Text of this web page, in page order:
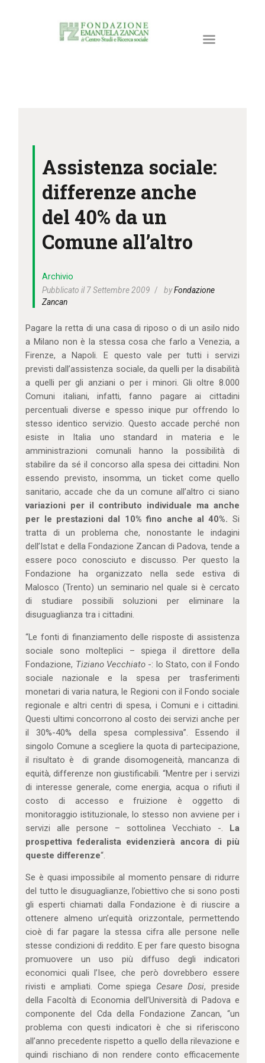
ATTIVITÀ E PROGETTI
RISORSE
NEWS
DONA ORA
IL MIO ACCOUNT
CARRELLO
Assistenza sociale:
differenze anche
del 40% da un
Comune all’altro
Archivio
Pubblicato il 7 Settembre 2009
byFondazione
Zancan
Pagare la retta di una casa di riposo o di un asilo nido
a Milano non è la stessa cosa che farlo a Venezia, a
Firenze, a Napoli. E questo vale per tutti i servizi
previsti dall’assistenza sociale, da quelli per la disabilità
a quelli per gli anziani o per i minori. Gli oltre 8.000
Comuni italiani, infatti, fanno pagare ai cittadini
percentuali diverse e spesso inique pur offrendo lo
stesso identico servizio. Questo accade perché non
esiste in Italia uno standard in materia e le
amministrazioni comunali hanno la possibilità di
stabilire da sé il concorso alla spesa dei cittadini. Non
essendo previsto, insomma, un ticket come quello
sanitario, accade che da un comune all’altro ci siano
variazioni per il contributo individuale ma anche
per le prestazioni dal 10% fino anche al 40%. Si
tratta di un problema che, nonostante le indagini
dell’Istat e della Fondazione Zancan di Padova, tende a
essere poco conosciuto e discusso. Per questo la
Fondazione ha organizzato nella sede estiva di
Malosco (Trento) un seminario nel quale si è cercato
di studiare possibili soluzioni per eliminare la
disuguaglianza tra i cittadini.
“Le fonti di finanziamento delle risposte di assistenza
sociale sono molteplici – spiega il direttore della
Fondazione, Tiziano Vecchiato-: lo Stato, con il Fondo
sociale nazionale e la spesa per trasferimenti
monetari di varia natura, le Regioni con il Fondo sociale
regionale e altri centri di spesa, i Comuni e i cittadini.
Questi ultimi concorrono al costo dei servizi anche per
il 30%-40% della spesa complessiva”. Essendo il
singolo Comune a scegliere la quota di partecipazione,
il risultato è di grande disomogeneità, mancanza di
equità, differenze non giustificabili. “Mentre per i servizi
di interesse generale, come energia, acqua o rifiuti il
costo di accesso e fruizione è oggetto di
monitoraggio istituzionale, lo stesso non avviene per i
servizi alle persone – sottolinea Vecchiato -. La
prospettiva federalista evidenzierà ancora di più
queste differenze“.
Se è quasi impossibile al momento pensare di ridurre
del tutto le disuguaglianze, l’obiettivo che si sono posti
gli esperti chiamati dalla Fondazione è di riuscire a
ottenere almeno un’equità orizzontale, permettendo
cioè di far pagare la stessa cifra alle persone nelle
stesse condizioni di reddito. E per fare questo bisogna
promuovere un uso più diffuso degli indicatori
economici quali l’Isee, che però dovrebbero essere
rivisti e ampliati. Come spiega Cesare Dosi, preside
della Facoltà di Economia dell’Università di Padova e
componente del Cda della Fondazione Zancan, “un
problema con questi indicatori è che si riferiscono
all’anno precedente rispetto a quello della rilevazione e
quindi rischiano di non rendere conto efficacemente